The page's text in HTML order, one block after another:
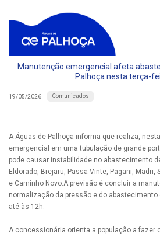
Manutenção emergencial afeta
Palhoça nesta terça-
19/05/2026 Comunicados
A Águas de Palhoça informa que realiza,
emergencial em uma tubulação de grande
pode causar instabilidade no abastecimento
Eldorado, Brejaru, Passa Vinte, Pagani, Madri,
e Caminho Novo.A previsão é concluir a
normalização da pressão e do
até às 12h.
A concessionária orienta a população a fazer